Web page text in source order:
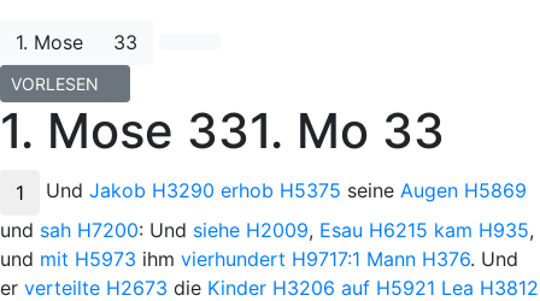
1. Mose 33
VORLESEN
1. Mose 331. Mo 33
1 Und Jakob H3290 erhob H5375 seine Augen H5869
und sah H7200: Und siehe H2009, Esau H6215 kam H935,
und mit H5973 ihm vierhundert H9717:1 Mann H376. Und
er verteilte H2673 die Kinder H3206 auf H5921 Lea H3812